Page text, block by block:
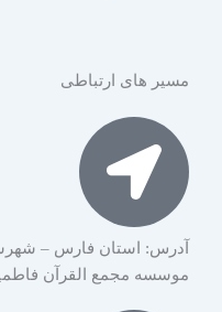
مسیر های ارتباطی
آدرس: استان فارس –
موسسه مجمع القرآن